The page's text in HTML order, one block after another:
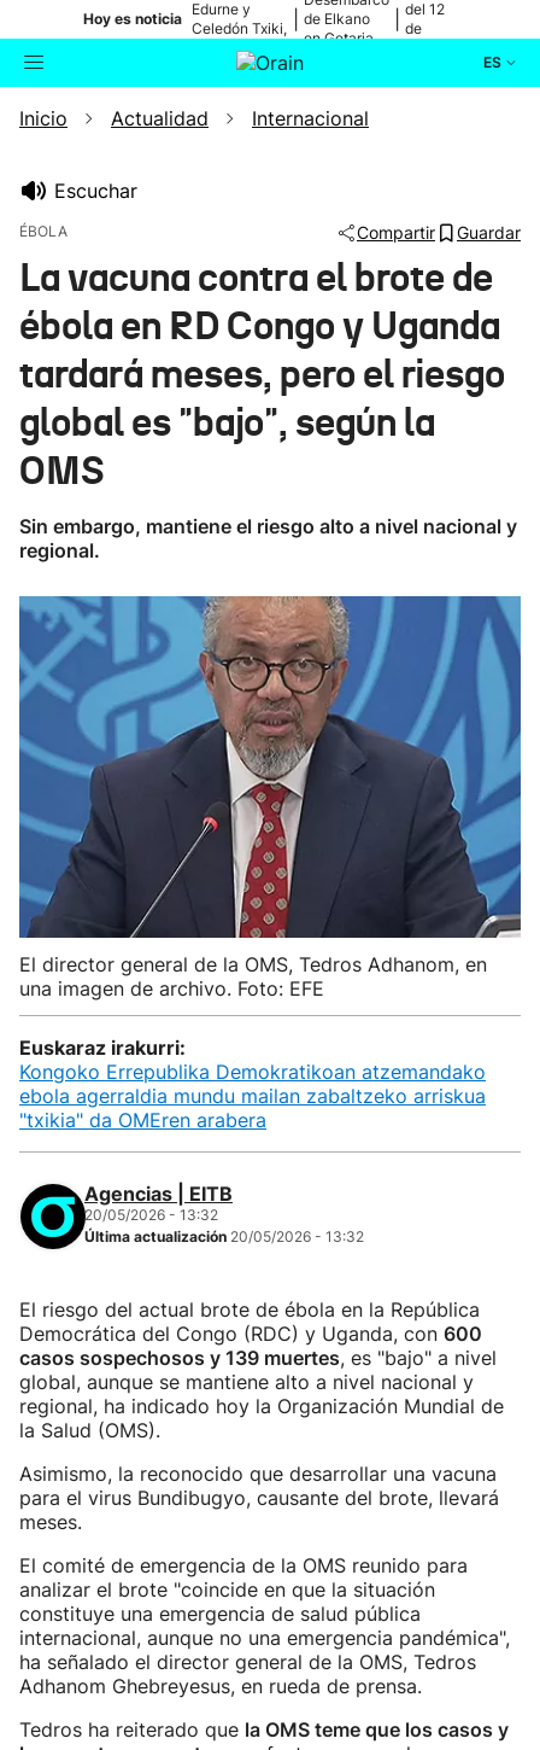
Hoy es noticia
Edurne y
Celedón Txiki,
en directo
de Elkano
en Getaria
del 12
de
ES
Buscador Actualidad
Ikusmiran
Eguraldia
Inicio Actualidad Internacional
Escuchar
ÉBOLA Compartir Guardar
La vacuna contra el brote de
ébola en RD Congo y Uganda
tardará meses, pero el riesgo
global es "bajo", según la
OMS
Sin embargo, mantiene el riesgo alto a nivel nacional y
regional.
El director general de la OMS, Tedros Adhanom, en
una imagen de archivo. Foto: EFE
Euskaraz irakurri:
Kongoko Errepublika Demokratikoan atzemandako
ebola agerraldia mundu mailan zabaltzeko arriskua
"txikia" da OMEren arabera
Agencias | EITB
20/05/2026 - 13:32
Última actualización 20/05/2026 - 13:32
El riesgo del actual brote de ébola en la República
Democrática del Congo (RDC) y Uganda, con 600
casos sospechosos y 139 muertes, es "bajo" a nivel
global, aunque se mantiene alto a nivel nacional y
regional, ha indicado hoy la Organización Mundial de
la Salud (OMS).
Asimismo, la reconocido que desarrollar una vacuna
para el virus Bundibugyo, causante del brote, llevará
meses.
El comité de emergencia de la OMS reunido para
analizar el brote "coincide en que la situación
constituye una emergencia de salud pública
internacional, aunque no una emergencia pandémica",
ha señalado el director general de la OMS, Tedros
Adhanom Ghebreyesus, en rueda de prensa.
Tedros ha reiterado que la OMS teme que los casos y